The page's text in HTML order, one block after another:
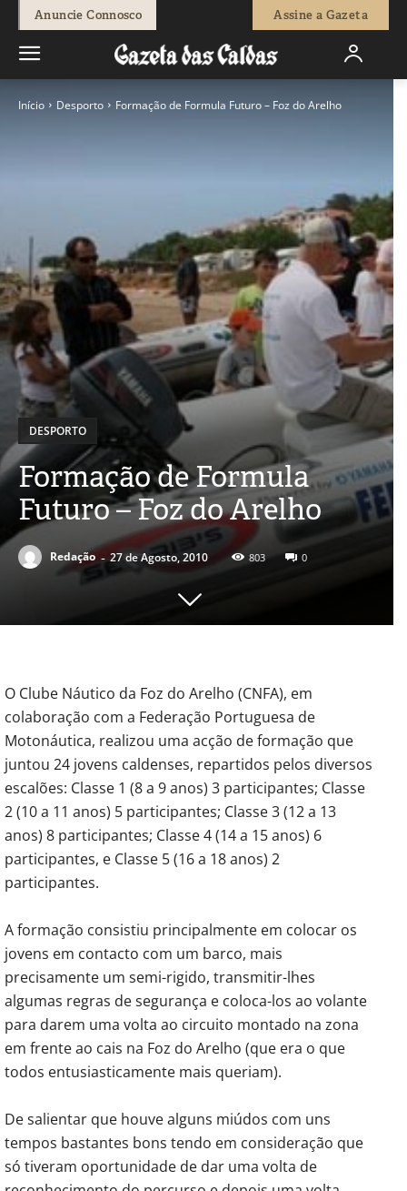
Anuncie Connosco Assine a Gazeta
Início Desporto Formação de Formula Futuro – Foz do Arelho
DESPORTO
Formação de Formula
Futuro – Foz do Arelho
Redação - 27 de Agosto, 2010 803 0
O Clube Náutico da Foz do Arelho (CNFA), em
colaboração com a Federação Portuguesa de
Motonáutica, realizou uma acção de formação que
juntou 24 jovens caldenses, repartidos pelos diversos
escalões: Classe 1 (8 a 9 anos) 3 participantes; Classe
2 (10 a 11 anos) 5 participantes; Classe 3 (12 a 13
anos) 8 participantes; Classe 4 (14 a 15 anos) 6
participantes, e Classe 5 (16 a 18 anos) 2
participantes.
A formação consistiu principalmente em colocar os
jovens em contacto com um barco, mais
precisamente um semi-rigido, transmitir-lhes
algumas regras de segurança e coloca-los ao volante
para darem uma volta ao circuito montado na zona
em frente ao cais na Foz do Arelho (que era o que
todos entusiasticamente mais queriam).
De salientar que houve alguns miúdos com uns
tempos bastantes bons tendo em consideração que
só tiveram oportunidade de dar uma volta de